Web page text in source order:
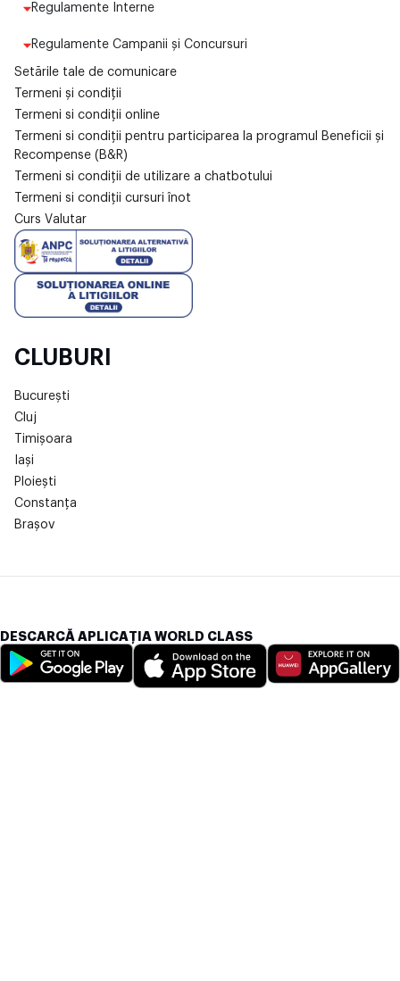
Regulamente Interne
Regulamente Campanii și Concursuri
Setările tale de comunicare
Termeni și condiții
Termeni si condiții online
Termeni si condiții pentru participarea la programul Beneficii și
Recompense (B&R)
Termeni si condiții de utilizare a chatbotului
Termeni si condiții cursuri înot
Curs Valutar
CLUBURI
București
Cluj
Timișoara
Iași
Ploiești
Constanța
Brașov
DESCARCĂ APLICAȚIA WORLD CLASS